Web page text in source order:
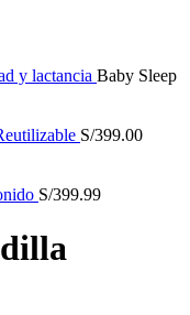
y lactancia Baby Sleep
S/399.00
S/399.99